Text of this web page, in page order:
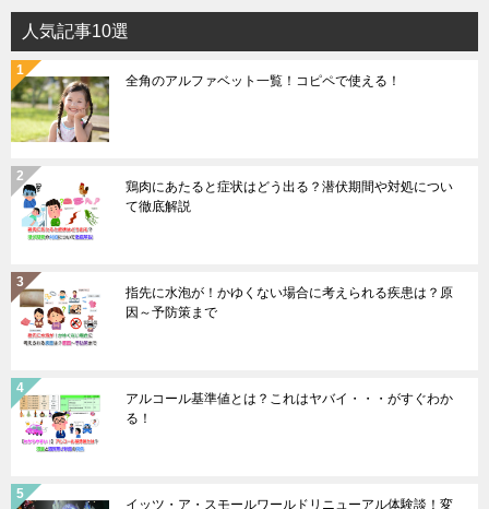
人気記事10選
全角のアルファベット一覧！コピペで使える！
鶏肉にあたると症状はどう出る？潜伏期間や対処につい
て徹底解説
指先に水泡が！かゆくない場合に考えられる疾患は？原
因～予防策まで
アルコール基準値とは？これはヤバイ・・・がすぐわか
る！
イッツ・ア・スモールワールドリニューアル体験談！変